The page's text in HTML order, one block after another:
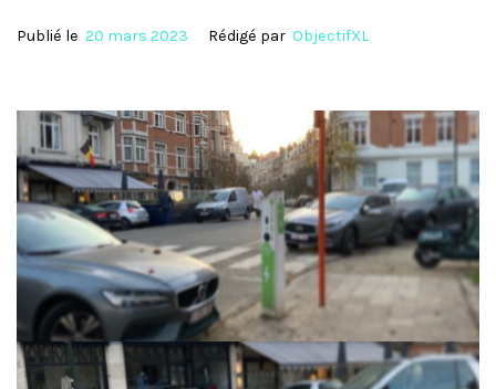
Publié le 20 mars 2023 Rédigé par ObjectifXL